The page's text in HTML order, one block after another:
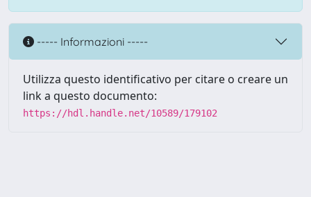
----- Informazioni -----
Utilizza questo identificativo per citare o creare un
link a questo documento:
https://hdl.handle.net/10589/179102